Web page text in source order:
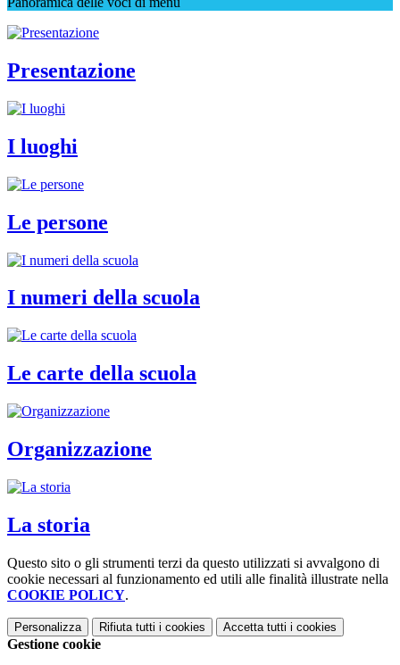
Presentazione
I luoghi
Le persone
I numeri della scuola
Le carte della scuola
Organizzazione
La storia
Questo sito o gli strumenti terzi da questo utilizzati si avvalgono di
cookie necessari al funzionamento ed utili alle finalità illustrate nella
COOKIE POLICY.
Personalizza Rifiuta tutti i cookies Accetta tutti i cookies
Gestione cookie